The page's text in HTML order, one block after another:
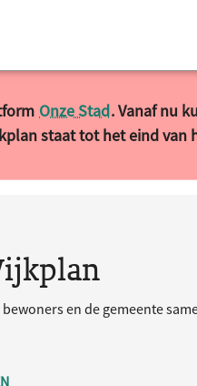
Onze Stad. Vanaf nu
staat tot het eind van
en de gemeente